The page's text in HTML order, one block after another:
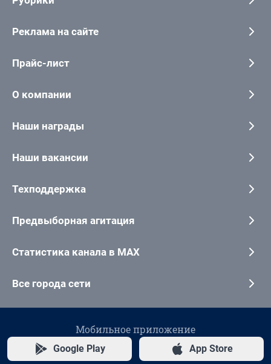
Реклама на сайте
Прайс-лист
О компании
Наши награды
Наши вакансии
Техподдержка
Предвыборная агитация
Статистика канала в MAX
Все города сети
Мобильное приложение
Google Play App Store